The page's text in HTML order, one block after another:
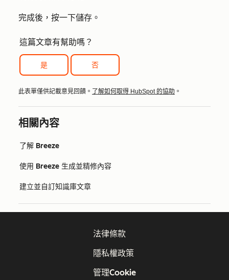
完成後，按一下儲存 。
這篇文章有幫助嗎？
是 否
此表單僅供記載意見回饋。 了解如何取得 HubSpot 的協助 。
相關內容
了解 Breeze
使用 Breeze 生成並精修內容
建立並自訂知識庫文章
法律條款
隱私權政策
管理Cookie